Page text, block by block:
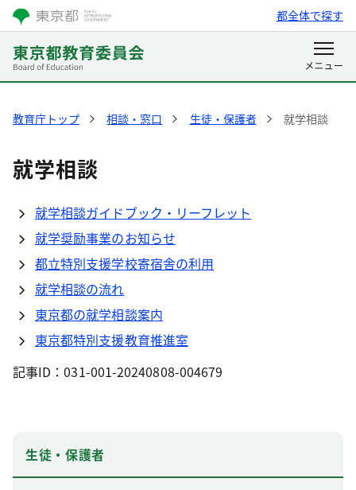
都全体で探す
教育庁トップ 相談・窓口 生徒・保護者 就学相談
就学相談
就学相談ガイドブック・リーフレット
就学奨励事業のお知らせ
都立特別支援学校寄宿舎の利用
就学相談の流れ
東京都の就学相談案内
東京都特別支援教育推進室
記事ID：031-001-20240808-004679
生徒・保護者